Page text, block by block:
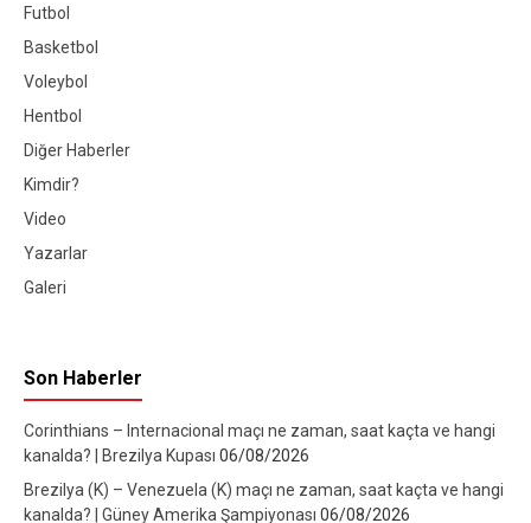
Futbol
Basketbol
Voleybol
Hentbol
Diğer Haberler
Kimdir?
Video
Yazarlar
Galeri
Son Haberler
Corinthians – Internacional maçı ne zaman, saat kaçta ve hangi
kanalda? | Brezilya Kupası 06/08/2026
Brezilya (K) – Venezuela (K) maçı ne zaman, saat kaçta ve hangi
kanalda? | Güney Amerika Şampiyonası 06/08/2026